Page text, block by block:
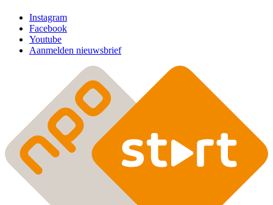
Instagram
Facebook
Youtube
Aanmelden nieuwsbrief